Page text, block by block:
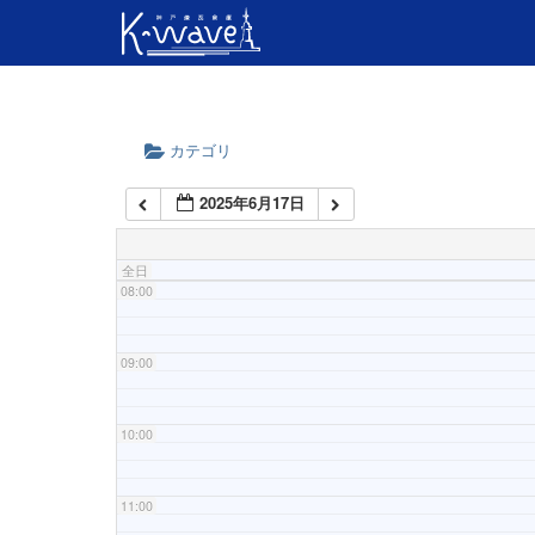
カテゴリ
2025年6月17日
全日
06:00
07:00
08:00
09:00
10:00
11:00